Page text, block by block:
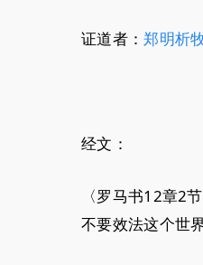
证道者：郑明析
经文：
〈罗马书12章2节
不要效法这个世